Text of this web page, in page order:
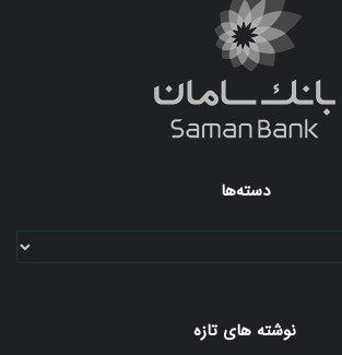
دسته‌ها
نوشته های تازه